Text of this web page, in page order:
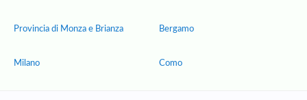
Provincia di Monza e Brianza
Milano
Bergamo
Como